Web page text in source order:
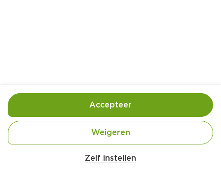
humusspread van witte bonen en doperwten.
Liever erwtjes in je hoofdgerecht? Dan zijn deze
pasta met roomsaus, doperwten en knapperige
parmaham of risotto met chorizo, champignons en
erwtjes zeker het proberen waard.
Zelf instellen
Weigeren
Accepteer